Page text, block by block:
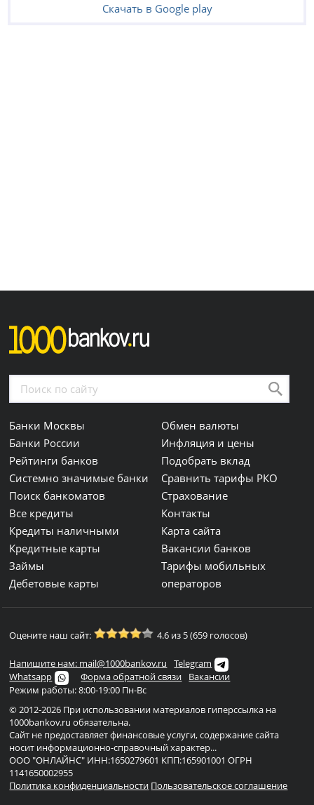
Скачать в Google play
Банки Москвы
Банки России
Рейтинги банков
Системно значимые банки
Поиск банкоматов
Все кредиты
Кредиты наличными
Кредитные карты
Займы
Дебетовые карты
Обмен валюты
Инфляция и цены
Подобрать вклад
Сравнить тарифы РКО
Страхование
Контакты
Карта сайта
Вакансии банков
Тарифы мобильных
операторов
Оцените наш сайт: 4.6 из 5 (659 голосов)
Напишите нам: mail@1000bankov.ru
Telegram
Whatsapp
Форма обратной связи
Вакансии
Режим работы: 8:00-19:00 Пн-Вс
© 2012-2026 При использовании материалов гиперссылка на
1000bankov.ru обязательна.
Сайт не предоставляет финансовые услуги, содержание сайта
носит информационно-справочный характер...
ООО "ОНЛАЙНС" ИНН:1650279601 КПП:165901001 ОГРН
1141650002955
Политика конфиденциальности Пользовательское соглашение